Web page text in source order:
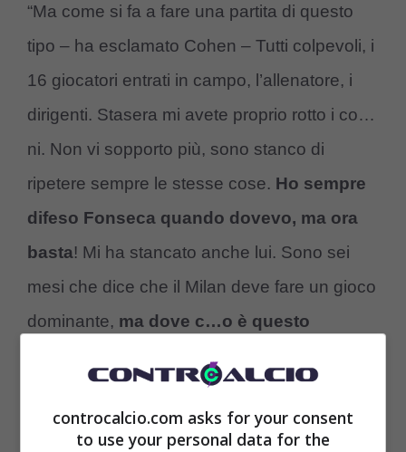
“Ma come si fa a fare una partita di questo
tipo – ha esclamato Cohen – Tutti colpevoli, i
16 giocatori entrati in campo, l’allenatore, i
dirigenti. Stasera mi avete proprio rotto i co…
ni. Non vi sopporto più, sono stanco di
ripetere sempre le stesse cose. Ho sempre
difeso Fonseca quando dovevo, ma ora
basta! Mi ha stancato anche lui. Sono sei
mesi che dice che il Milan deve fare un gioco
dominante, ma dove c…o è questo
controcalcio.com asks for your consent
to use your personal data for the